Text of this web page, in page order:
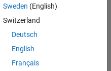
Sweden (English)
Switzerland
Deutsch
English
Français